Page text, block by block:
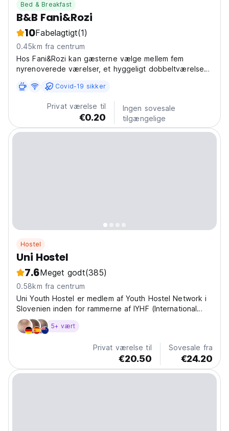
Bed & Breakfast
B&B Fani&Rozi
10Fabelagtigt(1)
0.45km fra centrum
Hos Fani&Rozi kan gæsterne vælge mellem fem
nyrenoverede værelser, et hyggeligt dobbeltværelse
med panoramaudsigt på første sal og to unikke
Covid-19 sikker
Privat værelse til
€0.20
Ingen sovesale
tilgængelige
Hostel
Uni Hostel
7.6Meget godt(385)
0.58km fra centrum
Uni Youth Hostel er medlem af Youth Hostel Network i
Slovenien inden for rammerne af IYHF (International
Youth Hostel Federation).
5+ vært
Privat værelse til
€20.50
Sovesale fra
€24.20